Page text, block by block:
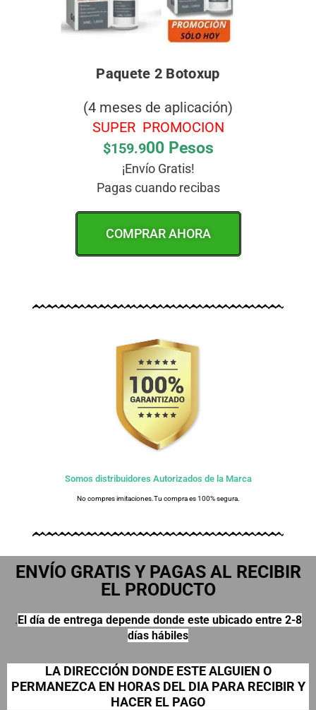
Paquete 2 Botoxup
(4 meses de aplicación)
SUPER PROMOCION
$159.900 Pesos
¡Envío Gratis!
Pagas cuando recibas
COMPRAR AHORA
Somos distribuidores Autorizados de la Marca
No compres imitaciones.Tu compra es 100% segura.
ENVÍO GRATIS Y PAGAS AL RECIBIR
EL PRODUCTO
.El día de entrega depende donde este ubicado entre 2-8
días hábiles
LA DIRECCIÓN DONDE ESTE ALGUIEN O
PERMANEZCA EN HORAS DEL DIA PARA RECIBIR Y
HACER EL PAGO